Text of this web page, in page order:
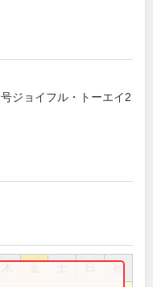
ジョイフル・トーエイ2
祝